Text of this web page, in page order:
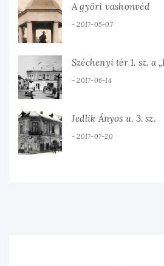
A győri vashonvéd
2017-05-07
Széchenyi tér 1. sz. a
2017-06-14
Jedlik Ányos u. 3. sz.
2017-07-20